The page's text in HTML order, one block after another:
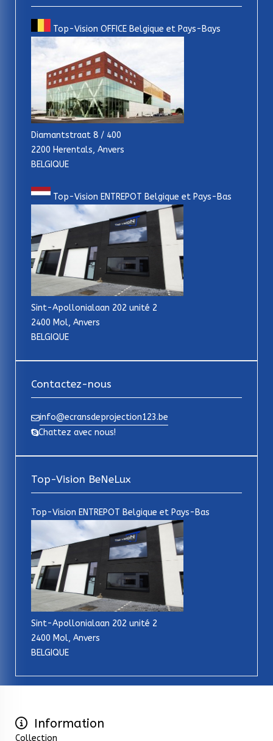
Top-Vision OFFICE Belgique et Pays-Bays
Diamantstraat 8 / 400
2200 Herentals, Anvers
BELGIQUE
Top-Vision ENTREPOT Belgique et Pays-Bas
Sint-Apollonialaan 202 unité 2
2400 Mol, Anvers
BELGIQUE
Contactez-nous
info@ecransdeprojection123.be
Chattez avec nous!
Top-Vision BeNeLux
Top-Vision ENTREPOT Belgique et Pays-Bas
Sint-Apollonialaan 202 unité 2
2400 Mol, Anvers
BELGIQUE
Information
Collection